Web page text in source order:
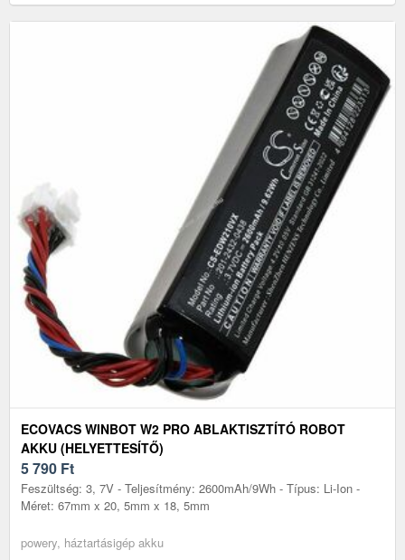
ECOVACS WINBOT W2 PRO ABLAKTISZTÍTÓ ROBOT
AKKU (HELYETTESÍTŐ)
5 790 Ft
Feszültség: 3, 7V - Teljesítmény: 2600mAh/9Wh - Típus: Li-Ion -
Méret: 67mm x 20, 5mm x 18, 5mm
powery, háztartásigép akku